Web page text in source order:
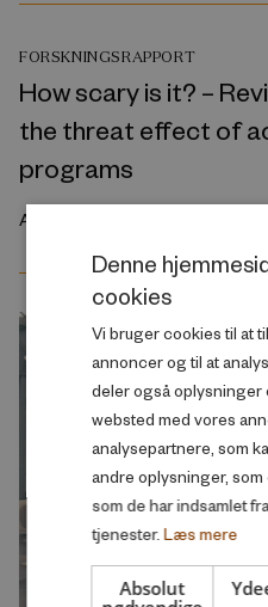
FORSKNINGSRAPPORT
How scary is it? –
the threat effect of
programs
April 2013
Denne
cookies
Vi bruger cookies til at
annoncer og til at
deler også oplysninger
websted med vores
analysepartnere, som
andre oplysninger,
som de har indsamlet
tjenester. Læs mere
Absolut